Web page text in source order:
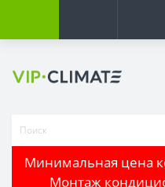
Минимальная цена
Монтаж